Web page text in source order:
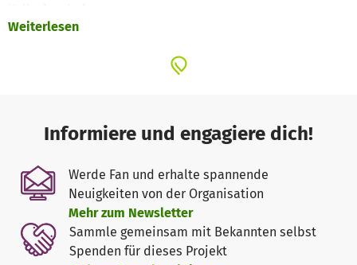
Bitte helft uns, das Projekt noch viele Jahre fortführen zu
oder auch personelle Unterstützung.
Weiterlesen
Informiere und engagiere dich!
Werde Fan und erhalte spannende
Neuigkeiten von der Organisation
Mehr zum Newsletter
Sammle gemeinsam mit Bekannten selbst
Spenden für dieses Projekt